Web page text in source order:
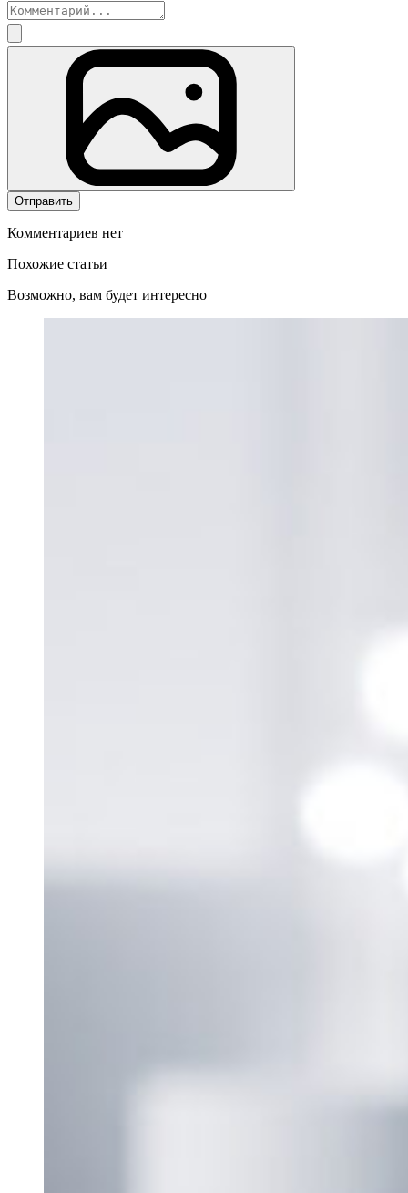
Отправить
Комментариев нет
Похожие статьи
Возможно, вам будет интересно